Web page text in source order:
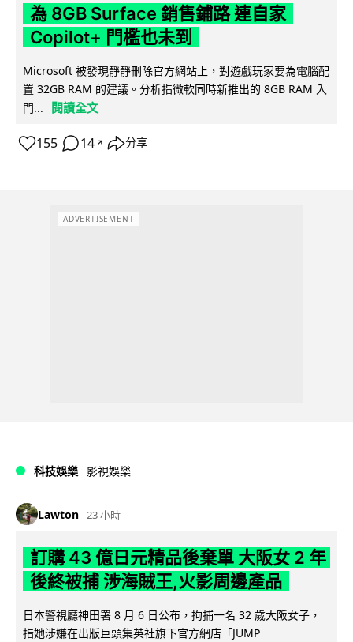
為 8GB Surface 銷售鋪路 連自家
Copilot+ 門檻也未到
Microsoft 被發現靜靜刪除官方網站上，對遊戲玩家要為電腦配
置 32GB RAM 的建議。分析指微軟同時新推出的 8GB RAM 入
門...
閱讀全文
155 14 ↗ 分享
ADVERTISEMENT
科技娛樂 影視娛樂
Lawton 23 小時
訂購 43 億日元精品後棄單 大阪女 2 年
後終被捕 涉海賊王,火影周邊產品
日本警視廳神田署 8 月 6 日公布，拘捕一名 32 歲大阪女子，
指她涉嫌在出版巨頭集英社旗下官方網店「JUMP